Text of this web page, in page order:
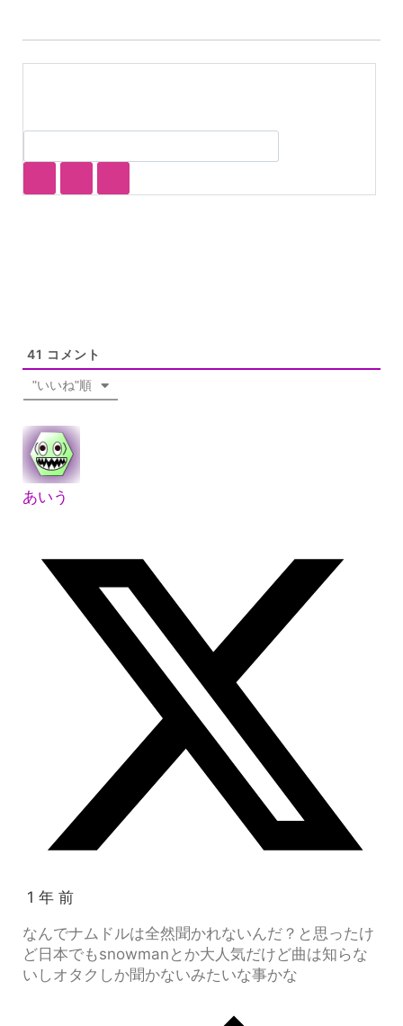
41 コメント
"いいね"順
あいう
1 年 前
なんでナムドルは全然聞かれないんだ？と思ったけ
ど日本でもsnowmanとか大人気だけど曲は知らな
いしオタクしか聞かないみたいな事かな